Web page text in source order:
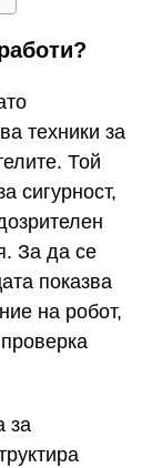
техники за
Той
сигурност,
За да се
показва
на робот,
за